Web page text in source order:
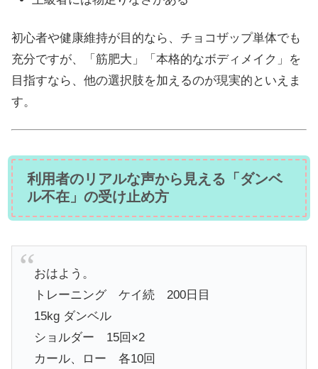
初心者や健康維持が目的なら、チョコザップ単体でも
充分ですが、「筋肥大」「本格的なボディメイク」を
目指すなら、他の選択肢を加えるのが現実的といえま
す。
利用者のリアルな声から見える「ダンベ
ル不在」の受け止め方
おはよう。
トレーニング ケイ続 200日目
15kg ダンベル
ショルダー 15回×2
カール、ロー 各10回